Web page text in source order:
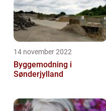
14 november 2022
Byggemodning i
Sønderjylland